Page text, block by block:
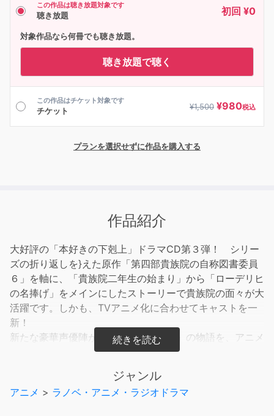
この作品は聴き放題対象です
聴き放題 初回 ¥0
対象作品なら何冊でも聴き放題。
聴き放題で聴く
この作品はチケット対象です
チケット ¥1,500 ¥980税込
プランを選択せずに作品を購入する
作品紹介
大好評の「本好きの下剋上」ドラマCD第３弾！ シリー
ズの折り返しを}えた原作「第四部貴族院の自称図書委員
６」を軸に、「貴族院二年生の始まり」から「ローデリヒ
の名捧げ」をメインにしたストーリーで貴族院の面々が大
活躍です。しかも、TVアニメ化に合わせてキャストを一
新！
新たな豪華声優陣が紡ぎ出す「本好き」の物語を、アニメ
放送前に楽しもう！
©2019 Miya Kazuki ℗TO Books.
ジャンル
アニメ > ラノベ・アニメ・ラジオドラマ